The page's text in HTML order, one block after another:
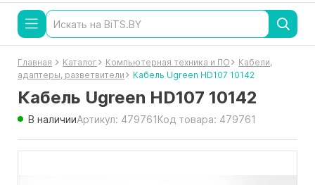
Главная Каталог Компьютерная техника и ПО
Кабели,
адаптеры, разветвители
Кабель Ugreen HD107 10142
Кабель Ugreen HD107 10142
В наличииАртикул: 479761Код товара: 479761